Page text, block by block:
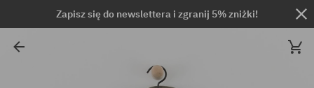
Zapisz się do newslettera i zgranij 5% zniżki!